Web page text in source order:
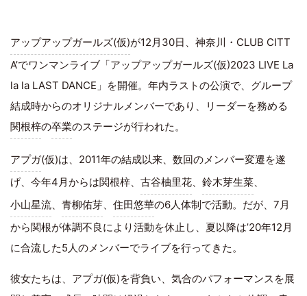
アップアップガールズ(仮)が12月30日、神奈川・CLUB CITT
A’でワンマンライブ「アップアップガールズ(仮)2023 LIVE La
la la LAST DANCE」を開催。年内ラストの公演で、グループ
結成時からのオリジナルメンバーであり、リーダーを務める
関根梓の卒業のステージが行われた。
アプガ(仮)は、2011年の結成以来、数回のメンバー変遷を遂
げ、今年4月からは関根梓、 古谷柚里花、 鈴木芽生菜、
小山星流、 青柳佑芽、 住田悠華の6人体制で活動。だが、7月
から関根が体調不良により活動を休止し、夏以降は’20年12月
に合流した5人のメンバーでライブを行ってきた。
彼女たちは、アプガ(仮)を背負い、気合のパフォーマンスを展